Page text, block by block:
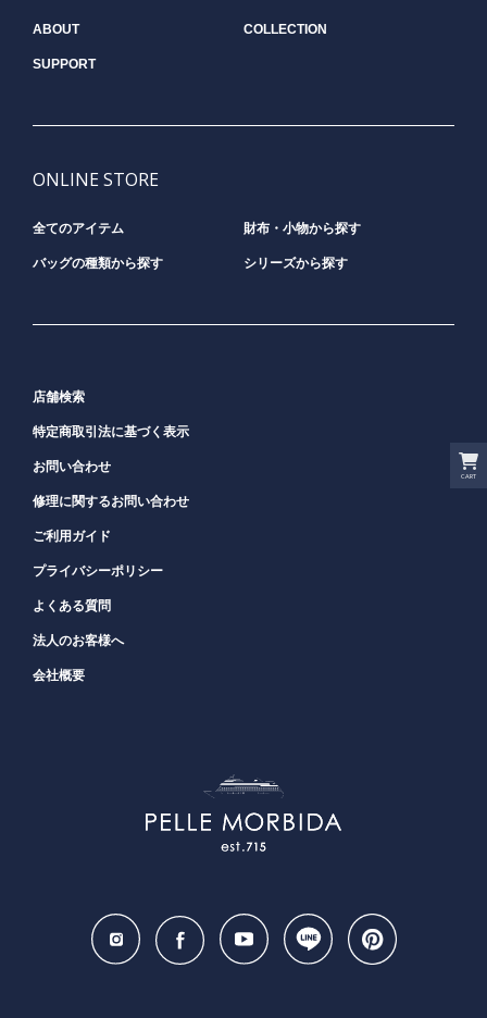
CART
ABOUT COLLECTION
SUPPORT
ONLINE STORE
全てのアイテム 財布・小物から探す
バッグの種類から探す シリーズから探す
店舗検索
特定商取引法に基づく表示
お問い合わせ
修理に関するお問い合わせ
ご利用ガイド
プライバシーポリシー
よくある質問
法人のお客様へ
会社概要